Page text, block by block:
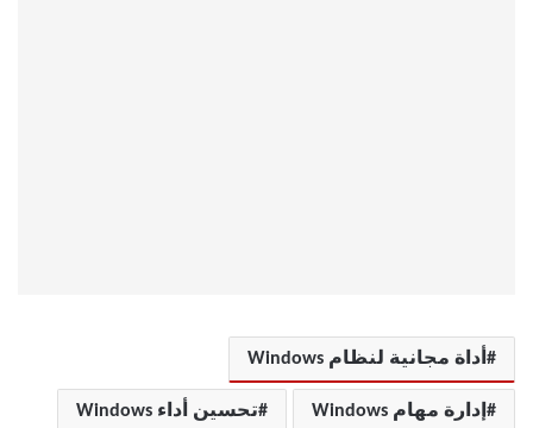
أداة مجانية لنظام Windows
إدارة مهام Windows تحسين أداء Windows